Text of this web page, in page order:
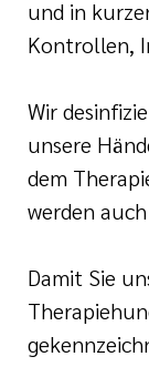
und in
Kontrollen,
Wir
unsere
dem
werden
Damit Sie